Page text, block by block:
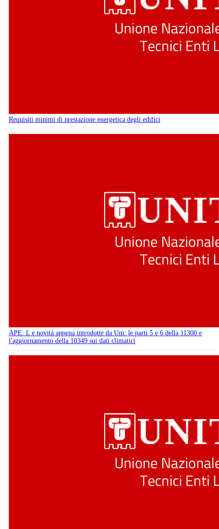
Requisiti minimi di prestazione energetica degli edifici
APE: L e novità appena introdotte da Uni: le parti 5 e 6 della 11300 e
l'aggiornamento della 10349 sui dati climatici